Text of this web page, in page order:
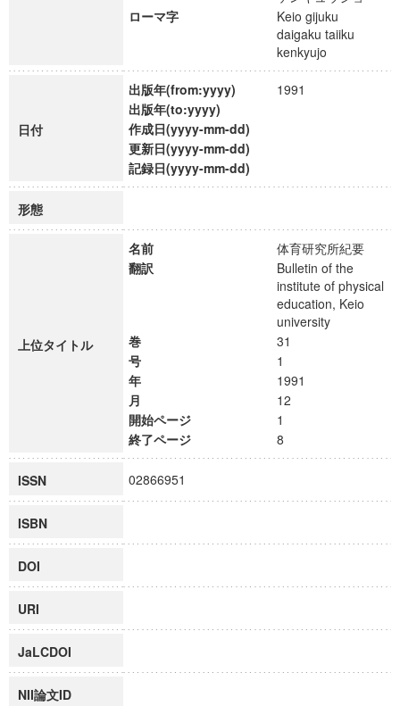
ローマ字
Keio gijuku
daigaku taiiku
kenkyujo
日付
出版年(from:yyyy)
1991
出版年(to:yyyy)
作成日(yyyy-mm-dd)
更新日(yyyy-mm-dd)
記録日(yyyy-mm-dd)
形態
上位タイトル
名前
体育研究所紀要
翻訳
Bulletin of the
institute of physical
education, Keio
university
巻
31
号
1
年
1991
月
12
開始ページ
1
終了ページ
8
ISSN 02866951
ISBN
DOI
URI
JaLCDOI
NII論文ID